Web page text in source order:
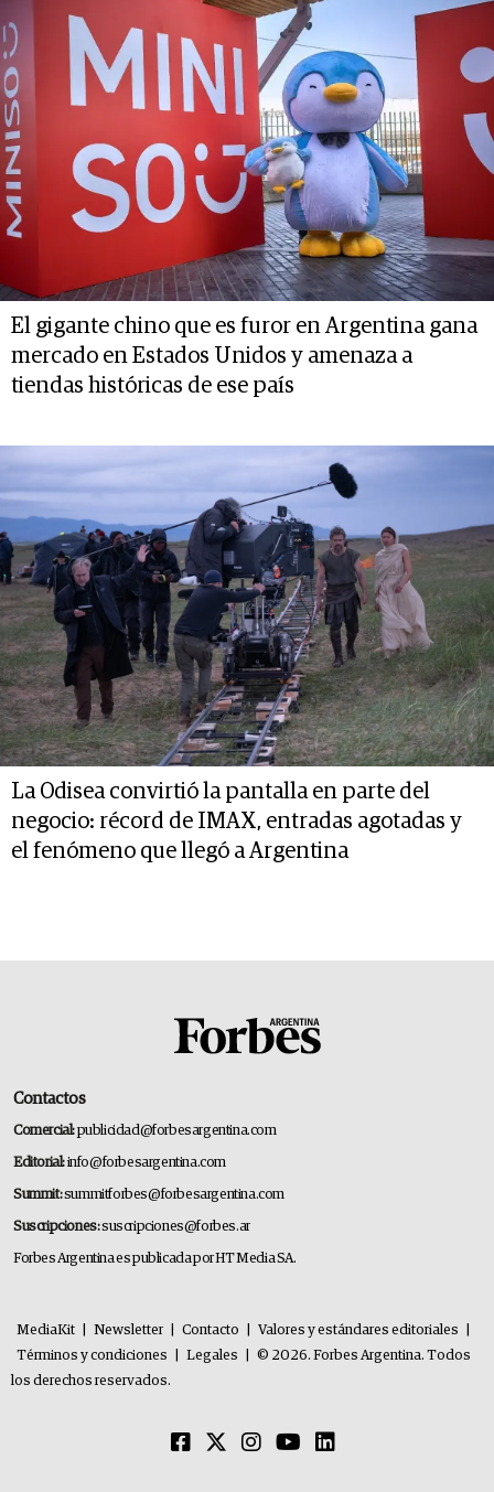
El gigante chino que es furor en Argentina gana
mercado en Estados Unidos y amenaza a
tiendas históricas de ese país
La Odisea convirtió la pantalla en parte del
negocio: récord de IMAX, entradas agotadas y
el fenómeno que llegó a Argentina
Contactos
Comercial:publicidad@forbesargentina.com
Editorial:info@forbesargentina.com
Summit:summitforbes@forbesargentina.com
Suscripciones:suscripciones@forbes.ar
Forbes Argentina es publicada por HT Media SA.
MediaKit Newsletter Contacto Valores y estándares editoriales
Términos y condiciones
Legales
© 2026. Forbes Argentina. Todos
los derechos reservados.